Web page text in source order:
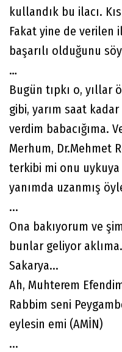
kullandık bu ilacı.
Fakat yine de verilen
başarılı olduğunu
…
Bugün tıpkı o, yıllar
gibi, yarım saat
verdim babacığıma.
Merhum, Dr.Mehmet
terkibi mi onu uykuya
yanımda uzanmış
...
Ona bakıyorum ve
bunlar geliyor
Sakarya...
Ah, Muhterem
Rabbim seni
eylesin emi (AMİN)
...